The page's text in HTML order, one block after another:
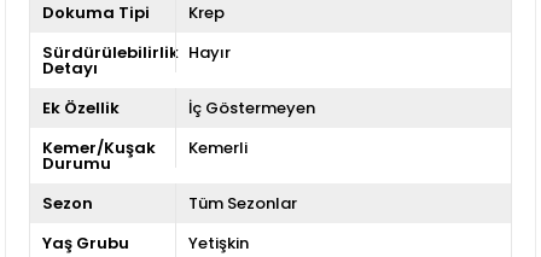
Dokuma Tipi
Krep
Sürdürülebilirlik
Detayı
Hayır
Ek Özellik
İç Göstermeyen
Kemer/Kuşak
Durumu
Kemerli
Sezon
Tüm Sezonlar
Yaş Grubu
Yetişkin